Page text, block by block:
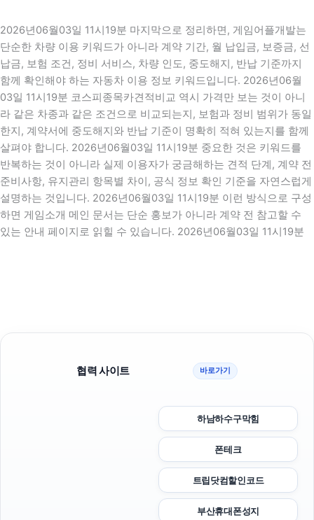
2026년06월03일 11시19분 마지막으로 정리하면, 게임어플개발는
단순한 차량 이용 키워드가 아니라 계약 기간, 월 납입금, 보증금, 선
납금, 보험 조건, 정비 서비스, 차량 인도, 중도해지, 반납 기준까지
함께 확인해야 하는 자동차 이용 정보 키워드입니다. 2026년06월
03일 11시19분 코스피종목카견적비교 역시 가격만 보는 것이 아니
라 같은 차종과 같은 조건으로 비교되는지, 보험과 정비 범위가 동일
한지, 계약서에 중도해지와 반납 기준이 명확히 적혀 있는지를 함께
살펴야 합니다. 2026년06월03일 11시19분 중요한 것은 키워드를
반복하는 것이 아니라 실제 이용자가 궁금해하는 견적 단계, 계약 전
준비사항, 유지관리 항목별 차이, 공식 정보 확인 기준을 자연스럽게
설명하는 것입니다. 2026년06월03일 11시19분 이런 방식으로 구성
하면 게임소개 메인 문서는 단순 홍보가 아니라 계약 전 참고할 수
있는 안내 페이지로 읽힐 수 있습니다. 2026년06월03일 11시19분
협력 사이트 바로가기
하남하수구막힘
폰테크
트립닷컴할인코드
부산휴대폰성지